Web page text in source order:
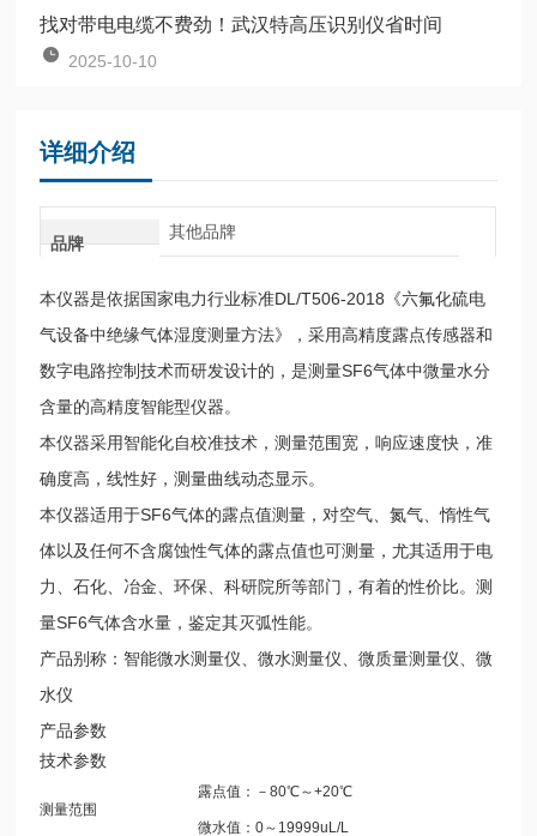
找对带电电缆不费劲！武汉特高压识别仪省时间
2025-10-10
详细介绍
品牌
其他品牌
本仪器是依据国家电力行业标准DL/T506-2018《六氟化硫电
气设备中绝缘气体湿度测量方法》，采用高精度露点传感器和
数字电路控制技术而研发设计的，是测量SF6气体中微量水分
含量的高精度智能型仪器。
本仪器采用智能化自校准技术，测量范围宽，响应速度快，准
确度高，线性好，测量曲线动态显示。
本仪器适用于SF6气体的露点值测量，对空气、氮气、惰性气
体以及任何不含腐蚀性气体的露点值也可测量，尤其适用于电
力、石化、冶金、环保、科研院所等部门，有着的性价比。测
量SF6气体含水量，鉴定其灭弧性能。
产品别称：智能微水测量仪、微水测量仪、微质量测量仪、微
水仪
产品参数
技术参数
测量范围
露点值：－80℃～+20℃
微水值：0～19999uL/L